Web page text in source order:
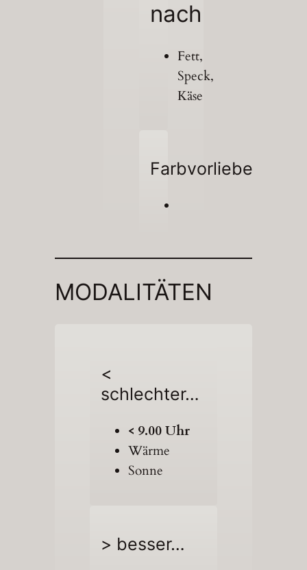
nach
Fett,
Speck,
Käse
Farbvorliebe
MODALITÄTEN
<
schlechter…
< 9.00 Uhr
Wärme
Sonne
> besser…